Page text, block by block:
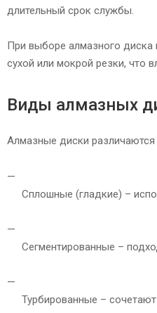
длительный срок службы.
При выборе алмазного диска
сухой или мокрой резки, что
Виды алмазных
Алмазные диски
Сплошные (гладкие) –
Сегментированные –
Турбированные –